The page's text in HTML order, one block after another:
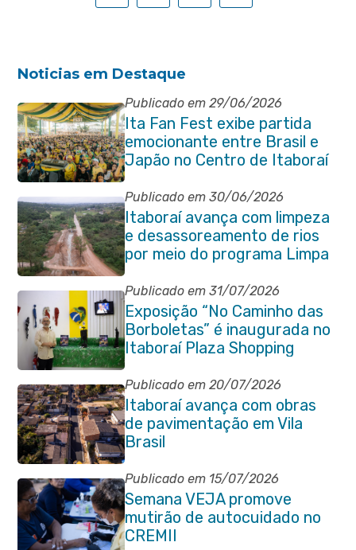
Noticias em Destaque
Publicado em 29/06/2026
Ita Fan Fest exibe partida
emocionante entre Brasil e
Japão no Centro de Itaboraí
Publicado em 30/06/2026
Itaboraí avança com limpeza
e desassoreamento de rios
por meio do programa Limpa
Rio
Publicado em 31/07/2026
Exposição “No Caminho das
Borboletas” é inaugurada no
Itaboraí Plaza Shopping
Publicado em 20/07/2026
Itaboraí avança com obras
de pavimentação em Vila
Brasil
Publicado em 15/07/2026
Semana VEJA promove
mutirão de autocuidado no
CREMII